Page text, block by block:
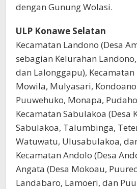
dengan Gunung Wolasi.
ULP Konawe Selatan
Kecamatan Landono (Desa
sebagian Kelurahan
dan Lalonggapu), Kecamatan
Mowila, Mulyasari,
Puuwehuko, Monapa,
Kecamatan Sabulakoa (Desa
Sabulakoa, Talumbinga,
Watuwatu, Ulusabulakoa,
Kecamatan Andolo (Desa
Angata (Desa Mokoau,
Landabaro, Lamoeri, dan